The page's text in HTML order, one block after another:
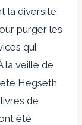
la diversité,
purger les
qui
la veille de
Hegseth
de
été